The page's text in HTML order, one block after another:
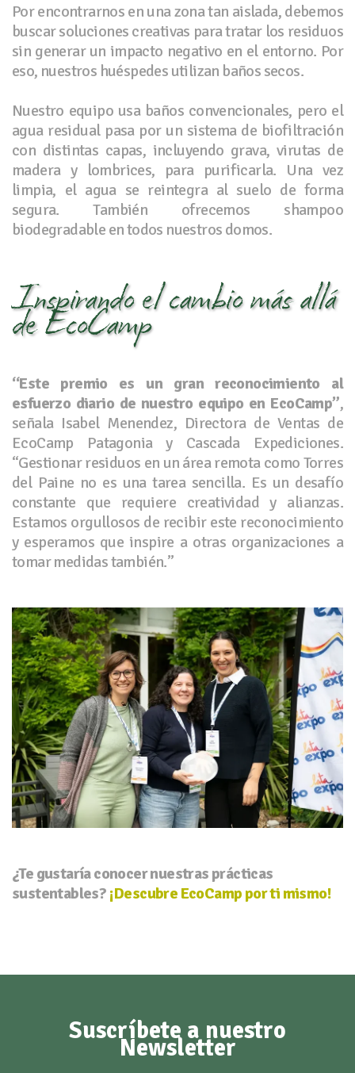
Por encontrarnos en una zona tan aislada, debemos
buscar soluciones creativas para tratar los residuos
sin generar un impacto negativo en el entorno. Por
eso, nuestros huéspedes utilizan baños secos.
Nuestro equipo usa baños convencionales, pero el
agua residual pasa por un sistema de biofiltración
con distintas capas, incluyendo grava, virutas de
madera y lombrices, para purificarla. Una vez
limpia, el agua se reintegra al suelo de forma
segura. También ofrecemos shampoo
biodegradable en todos nuestros domos.
Inspirando el cambio más allá
de EcoCamp
“Este premio es un gran reconocimiento al
esfuerzo diario de nuestro equipo en EcoCamp”,
señala Isabel Menendez, Directora de Ventas de
EcoCamp Patagonia y Cascada Expediciones.
“Gestionar residuos en un área remota como Torres
del Paine no es una tarea sencilla. Es un desafío
constante que requiere creatividad y alianzas.
Estamos orgullosos de recibir este reconocimiento
y esperamos que inspire a otras organizaciones a
tomar medidas también.”
¿Te gustaría conocer nuestras prácticas
sustentables? ¡Descubre EcoCamp por ti mismo!
Suscríbete a nuestro
Newsletter